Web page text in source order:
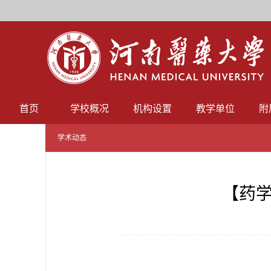
首页 学校概况 机构设置 教学单位
学术动态
【药